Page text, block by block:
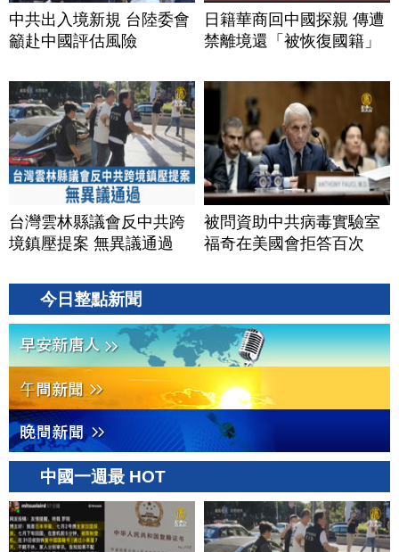
中共出入境新規 台陸委會
籲赴中國評估風險
日籍華商回中國探親 傳遭
禁離境還「被恢復國籍」
台灣雲林縣議會反中共跨
境鎮壓提案 無異議通過
被問資助中共病毒實驗室
福奇在美國會拒答百次
今日整點新聞
中國一週最 HOT